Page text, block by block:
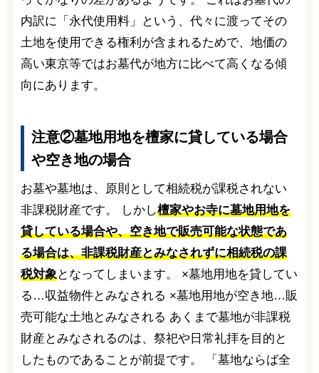
内訳に「永代使用料」という、代々に渡ってその
土地を使用できる権利が含まれるためで、地価の
高い東京等ではお墓代が地方に比べて高くなる傾
向にあります。
注意②墓地用地を檀家に貸している場合
や空き地の場合
お墓や墓地は、原則として相続税が課税されない
非課税財産です。 しかし檀家やお寺に墓地用地を
貸している場合や、空き地で販売可能な状態であ
る場合は、非課税財産とみなされずに相続税の課
税対象となってしまいます。 ×墓地用地を貸してい
る…収益物件とみなされる ×墓地用地が空き地…販
売可能な土地とみなされる あくまで墓地が非課税
財産とみなされるのは、祭祀や日常礼拝を目的と
したものであることが前提です。 「墓地ならば全